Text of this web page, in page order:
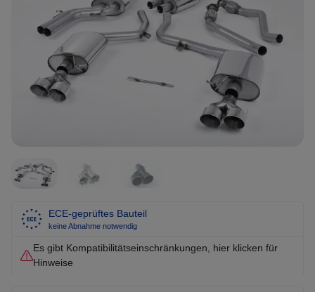
ECE-geprüftes Bauteil
keine Abnahme notwendig
Es gibt Kompatibilitätseinschränkungen, hier klicken für
Hinweise